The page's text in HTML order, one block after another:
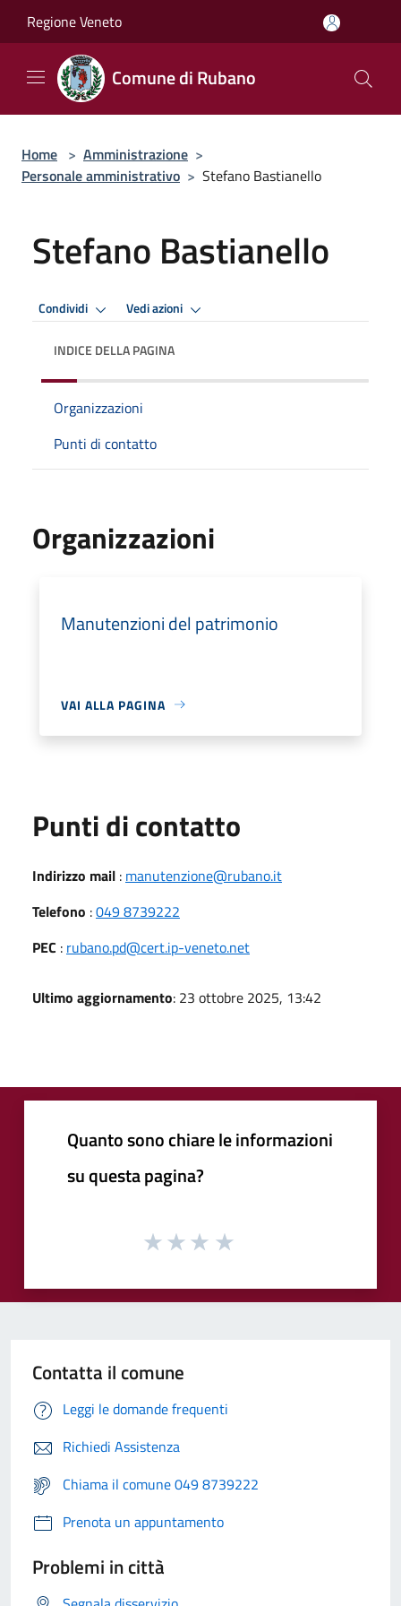
Regione Veneto
Comune di Rubano
Home > Amministrazione >
Personale amministrativo > Stefano Bastianello
Stefano Bastianello
Condividi Vedi azioni
INDICE DELLA PAGINA
Organizzazioni
Punti di contatto
Organizzazioni
Manutenzioni del patrimonio
VAI ALLA PAGINA
Punti di contatto
Indirizzo mail : manutenzione@rubano.it
Telefono :049 8739222
PEC : rubano.pd@cert.ip-veneto.net
Ultimo aggiornamento: 23 ottobre 2025, 13:42
Quanto sono chiare le informazioni
su questa pagina?
Contatta il comune
Leggi le domande frequenti
Richiedi Assistenza
Chiama il comune 049 8739222
Prenota un appuntamento
Problemi in città